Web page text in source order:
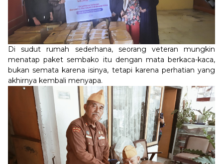
Di sudut rumah sederhana, seorang veteran mungkin
menatap paket sembako itu dengan mata berkaca-kaca,
bukan semata karena isinya, tetapi karena perhatian yang
akhirnya kembali menyapa.